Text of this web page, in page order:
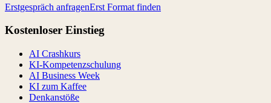
Erstgespräch anfragenErst Format finden
Kostenloser Einstieg
AI Crashkurs
KI-Kompetenzschulung
AI Business Week
KI zum Kaffee
Denkanstöße